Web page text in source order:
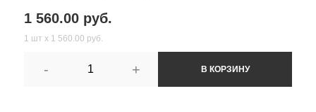
1 560.00 руб.
1 шт х 1 560.00 руб.
- + В КОРЗИНУ